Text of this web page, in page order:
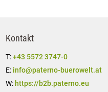
Kontakt
T:+43 5572 3747-0
E: info@paterno-buerowelt.at
W: https://b2b.paterno.eu